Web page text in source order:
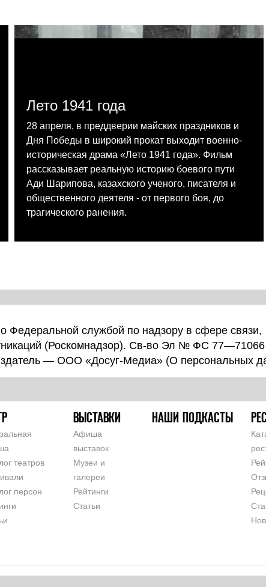
Лето 1941 года
28 апреля, в преддверии майских праздников и
Дня Победы в широкий прокат выходит военно-
историческая драма «Лето 1941 года». Фильм
рассказывает реальную историю боевого пути
Ади Шарипова, казахского ученого, писателя и
общественного деятеля - от первого боя, до
трагического ранения.
Федеральной службой по надзору в сфере связи,
(Роскомнадзор). Св-во Эл № ФС 77—71066
— ООО «Досуг-Медиа» (О персональных
театров
персон
ВЫСТАВКИ
Афиша
выставок
Музеи и
галереи
Рейтинги
Статьи
НАШИ ПОДКАСТЫ